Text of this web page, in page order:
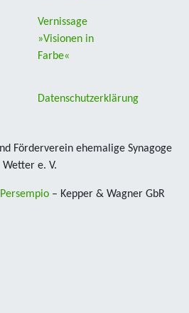
Vernissage
»Visionen in
Farbe«
Datenschutzerklärung
Förderverein ehemalige Synagoge
Wetter e. V.
Persempio – Kepper & Wagner GbR